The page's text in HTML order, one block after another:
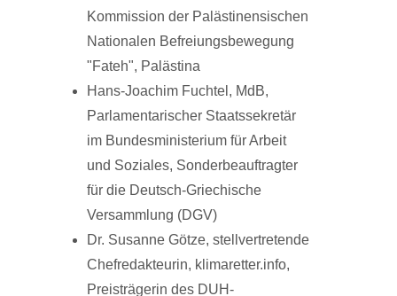
Kommission der Palästinensischen
Nationalen Befreiungsbewegung
"Fateh", Palästina
Hans-Joachim Fuchtel, MdB,
Parlamentarischer Staatssekretär
im Bundesministerium für Arbeit
und Soziales, Sonderbeauftragter
für die Deutsch-Griechische
Versammlung (DGV)
Dr. Susanne Götze, stellvertretende
Chefredakteurin, klimaretter.info,
Preisträgerin des DUH-